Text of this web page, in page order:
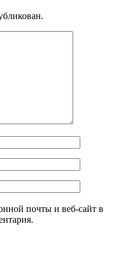
почты и веб-сайт в